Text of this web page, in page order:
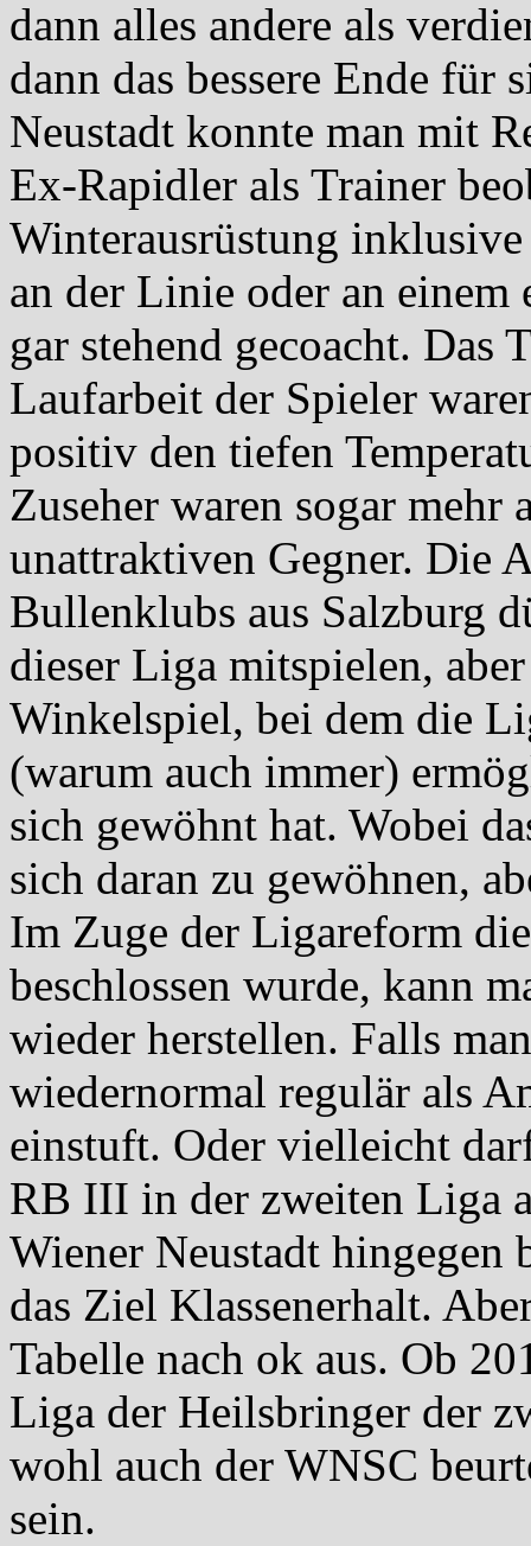
dann alles andere als
dann das bessere Ende
Neustadt konnte man mit
Ex-Rapidler als Trainer
Winterausrüstung
an der Linie oder an
gar stehend gecoacht. Das
Laufarbeit der Spieler
positiv den tiefen
Zuseher waren sogar
unattraktiven Gegner. Die
Bullenklubs aus Salzburg
dieser Liga mitspielen,
Winkelspiel, bei dem die
(warum auch immer)
sich gewöhnt hat. Wobei
sich daran zu gewöhnen,
Im Zuge der Ligareform
beschlossen wurde, kann
wieder herstellen. Falls
wiedernormal regulär als
einstuft. Oder vielleicht
RB III in der zweiten Liga
Wiener Neustadt hingegen
das Ziel Klassenerhalt.
Tabelle nach ok aus. Ob
Liga der Heilsbringer der
wohl auch der WNSC
sein.